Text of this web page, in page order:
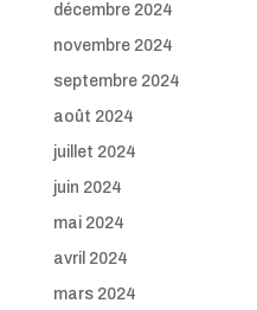
décembre 2024
novembre 2024
septembre 2024
août 2024
juillet 2024
juin 2024
mai 2024
avril 2024
mars 2024